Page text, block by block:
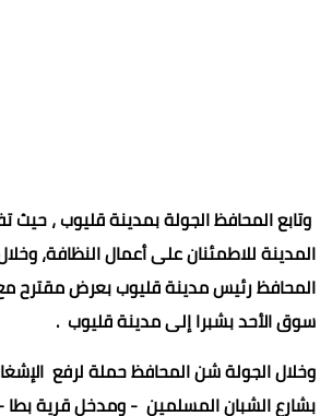
وتابع المحافظ الجولة بمدينة قليوب ، حيث
المدينة للاطمئنان على أعمال النظافة،
المحافظ رئيس مدينة قليوب بعرض مقترح
سوق الأحد بشبرا إلى مدينة قليوب .
وخلال الجولة شن المحافظ حملة لرفع
بشارع الشبان المسلمين - ومدخل قرية